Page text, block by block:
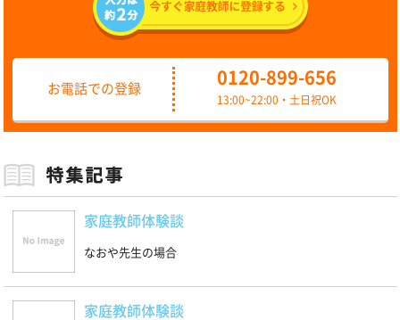
お電話での登録
0120-899-656
13:00~22:00・土日祝OK
家庭教師体験談
なおや先生の場合
家庭教師体験談